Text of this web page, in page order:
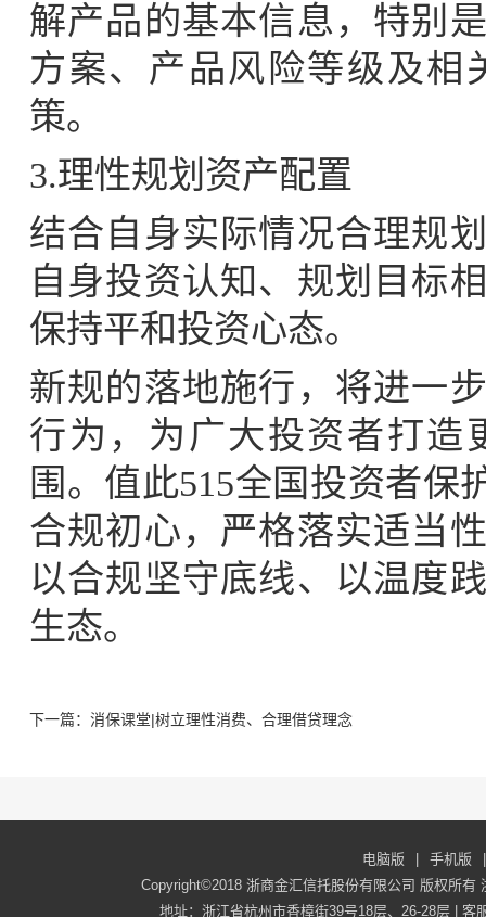
解产品的基本信息，特别
方案、产品风险等级及相
策。
3.理性规划资产配置
结合自身实际情况合理规
自身投资认知、规划目标
保持平和投资心态。
新规的落地施行，将进一
行为，为广大投资者打造
围。值此515全国投资者
合规初心，严格落实适当
以合规坚守底线、以温度
生态。
下一篇：消保课堂|树立理性消费、合理借贷理念
电脑版 手机版
Copyright©2018 浙商金汇信托股份有限公司 版权所有
地址：浙江省杭州市香樟街39号18层、26-28层 |